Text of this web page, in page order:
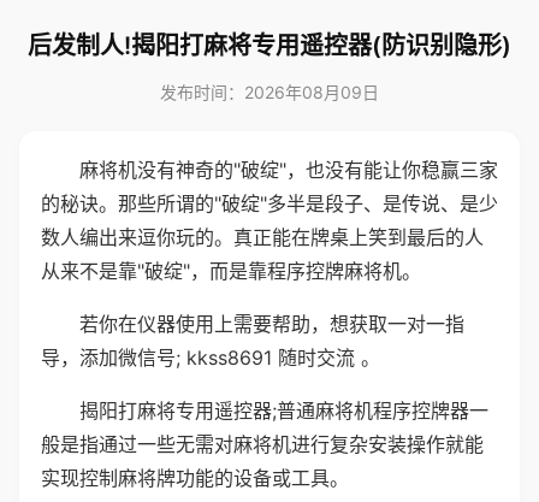
后发制人!揭阳打麻将专用遥控器(防识别隐形)
发布时间：2026年08月09日
麻将机没有神奇的"破绽"，也没有能让你稳赢三家
的秘诀。那些所谓的"破绽"多半是段子、是传说、是少
数人编出来逗你玩的。真正能在牌桌上笑到最后的人
从来不是靠"破绽"，而是靠程序控牌麻将机。
若你在仪器使用上需要帮助，想获取一对一指
导，添加微信号; kkss8691 随时交流 。
揭阳打麻将专用遥控器;普通麻将机程序控牌器一
般是指通过一些无需对麻将机进行复杂安装操作就能
实现控制麻将牌功能的设备或工具。